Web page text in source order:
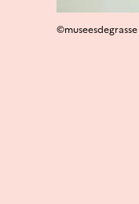
©museesdegrasse